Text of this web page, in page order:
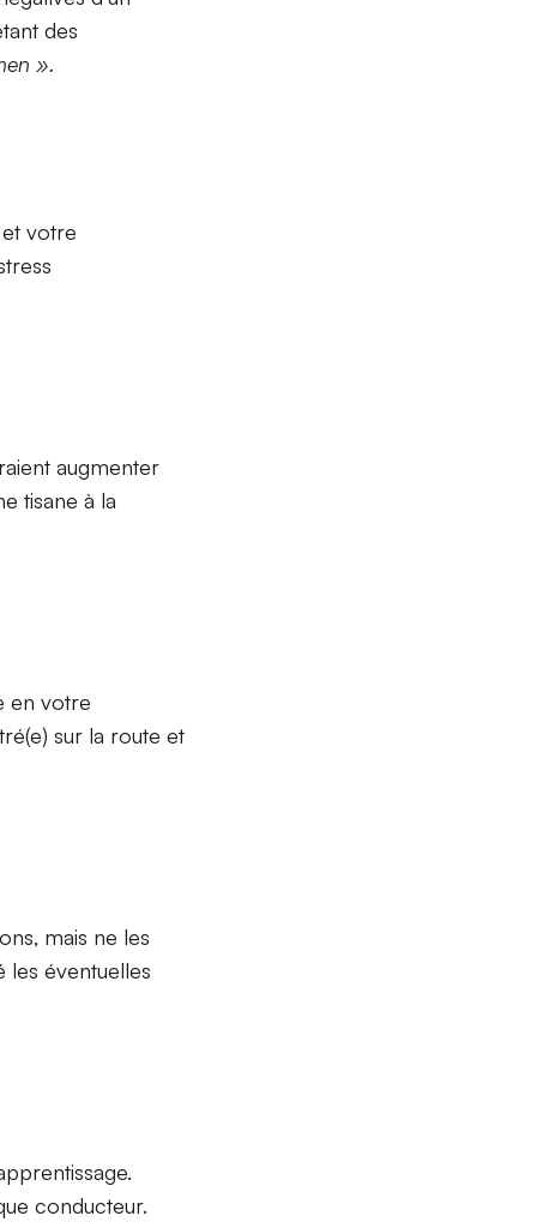
des
».
votre
augmenter
tisane à la
en votre
sur la route et
mais ne les
les éventuelles
conducteur.